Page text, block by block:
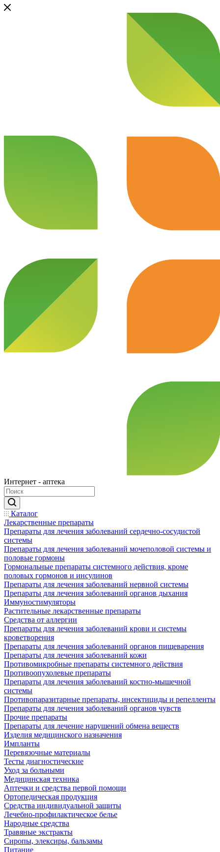
Интернет - аптека
Каталог
Лекарственные препараты
Препараты для лечения заболеваний сердечно-сосудистой
системы
Препараты для лечения заболеваний мочеполовой системы и
половые гормоны
Гормональные препараты системного действия, кроме
половых гормонов и инсулинов
Препараты для лечения заболеваний нервной системы
Препараты для лечения заболеваний органов дыхания
Иммуностимуляторы
Растительные лекарственные препараты
Средства от аллергии
Препараты для лечения заболеваний крови и системы
кроветворения
Препараты для лечения заболеваний органов пищеварения
Препараты для лечения заболеваний кожи
Противомикробные препараты системного действия
Противоопухолевые препараты
Препараты для лечения заболеваний костно-мышечной
системы
Противопаразитарные препараты, инсектициды и репелленты
Препараты для лечения заболеваний органов чувств
Прочие препараты
Препараты для лечение нарушений обмена веществ
Изделия медицинского назначения
Импланты
Перевязочные материалы
Тесты диагностические
Уход за больными
Медицинская техника
Аптечки и средства первой помощи
Ортопедическая продукция
Средства индивидуальной защиты
Лечебно-профилактическое белье
Народные средства
Травяные экстракты
Сиропы, элексиры, бальзамы
Питание